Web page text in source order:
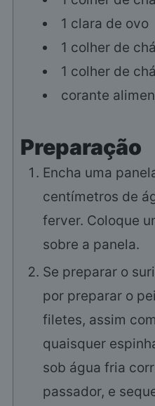
1 clara de ovo
1 colher de chá
1 colher de chá
corante
Preparação
Encha uma
centímetros de
ferver. Coloque
sobre a panela.
Se preparar o
por preparar o
filetes, assim
quaisquer
sob água fria
passador, e